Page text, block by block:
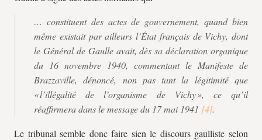
… constituent des actes de gouvernement, quand bien
même existait par ailleurs l’État français de Vichy, dont
le Général de Gaulle avait, dès sa déclaration organique
du 16 novembre 1940, commentant le Manifeste de
Brazzaville, dénoncé, non pas tant la légitimité que
« l’illégalité de l’organisme de Vichy », ce qu’il
réaffirmera dans le message du 17 mai 1941
.
Le tribunal semble donc faire sien le discours gaulliste selon